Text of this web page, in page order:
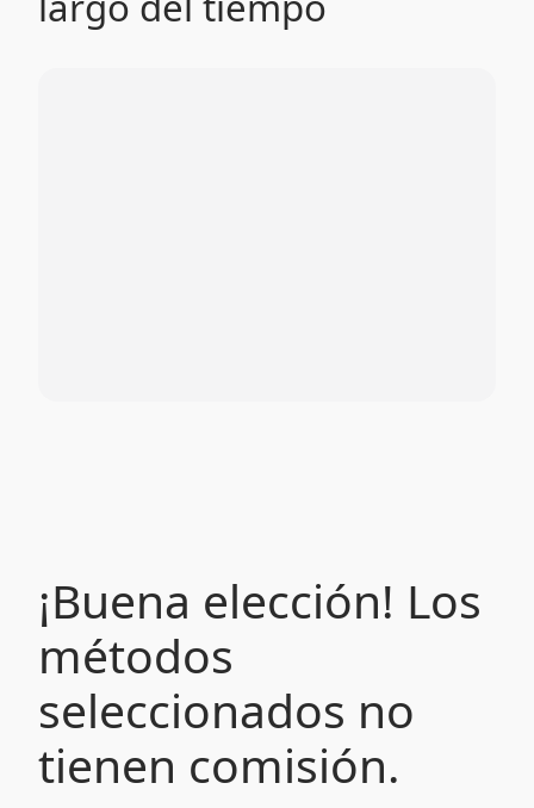
¡Buena elección! Los
métodos
seleccionados no
tienen comisión.